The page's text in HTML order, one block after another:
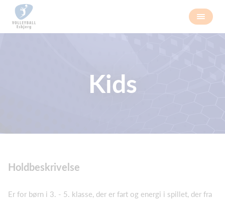
Kids
Holdbeskrivelse
Er for børn i 3. - 5. klasse, der er fart og energi i spillet, der fra